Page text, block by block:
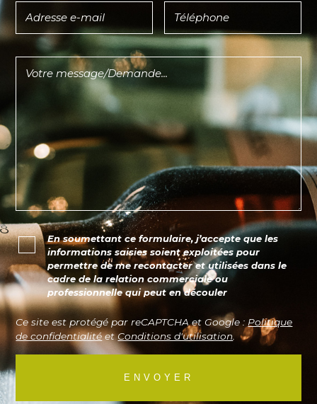
En soumettant ce formulaire, j’accepte que les
informations saisies soient exploitées pour
permettre de me recontacter et utilisées dans le
cadre de la relation commerciale ou
professionnelle qui peut en découler
Ce site est protégé par reCAPTCHA et Google : Politique
de confidentialitéetConditions d'utilisation.